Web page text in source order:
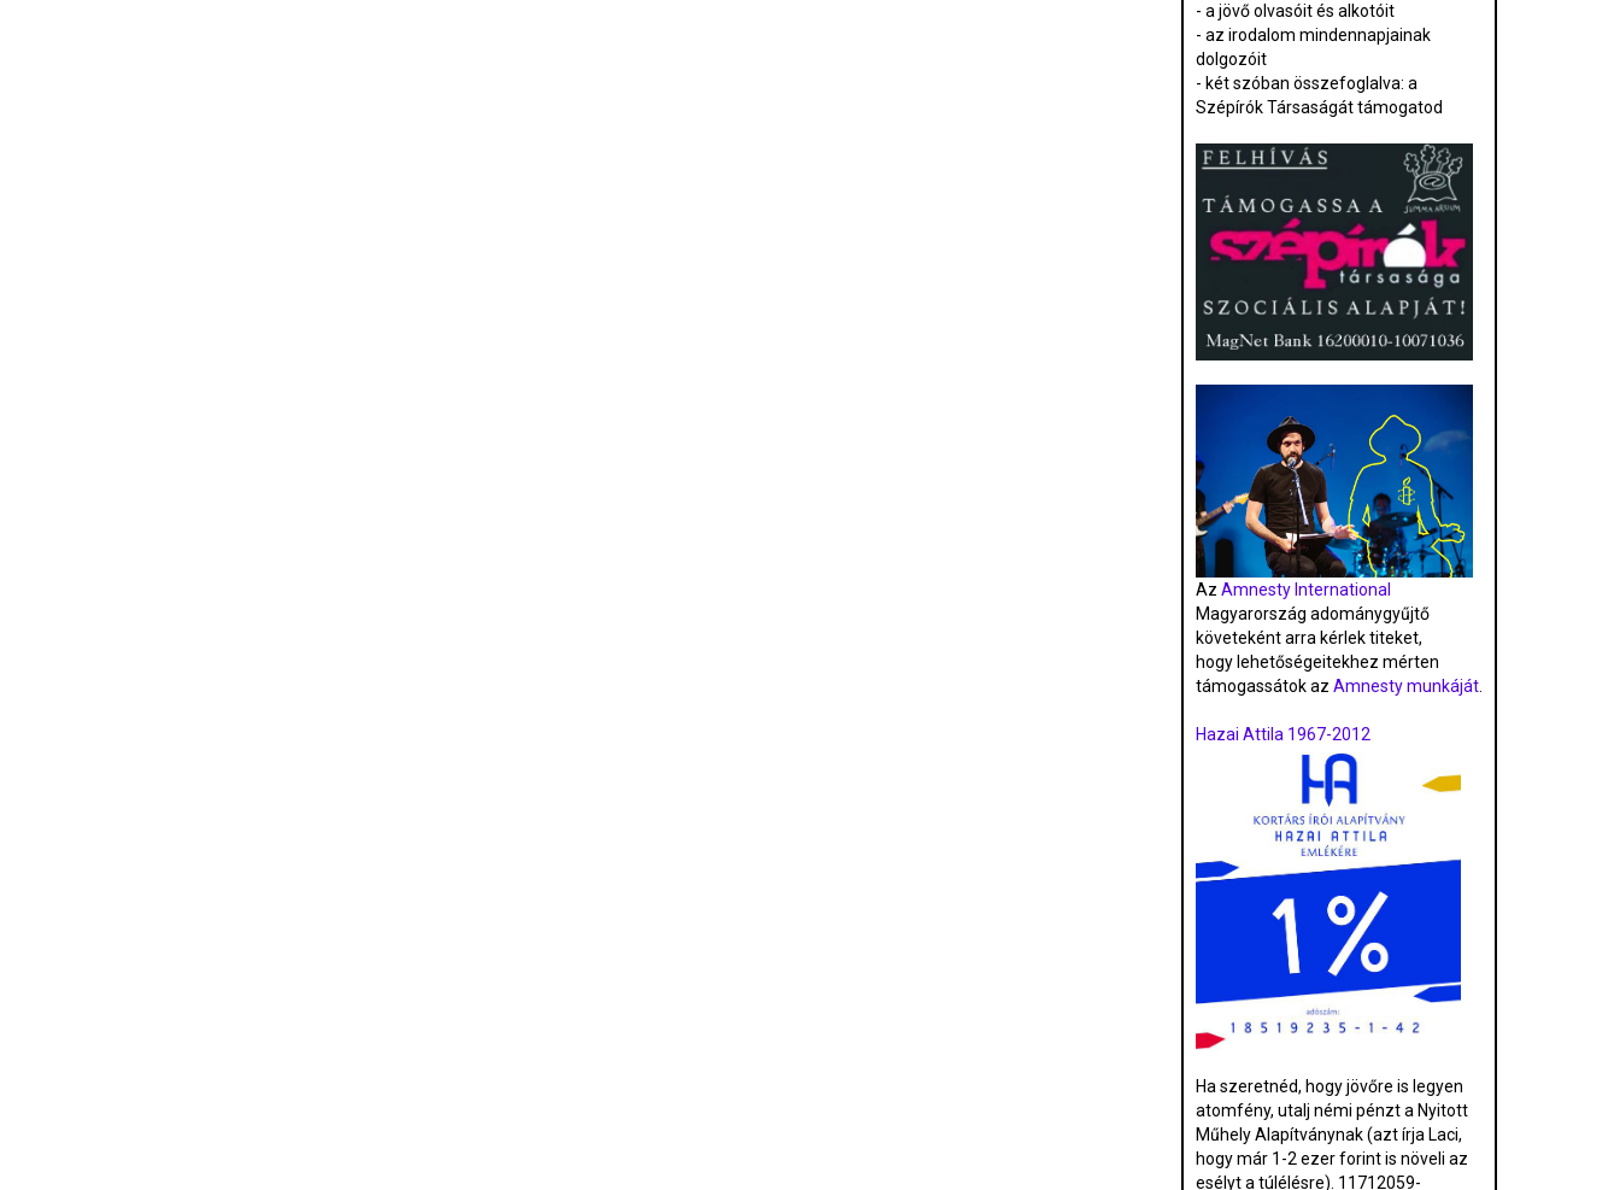
- a jövő olvasóit és alkotóit
- az irodalom mindennapjainak
dolgozóit
- két szóban összefoglalva: a
Szépírók Társaságát támogatod
Az Amnesty International
Magyarország adománygyűjtő
követeként arra kérlek titeket,
hogy lehetőségeitekhez mérten
támogassátok az Amnesty munkáját.
Hazai Attila 1967-2012
Ha szeretnéd, hogy jövőre is legyen
atomfény, utalj némi pénzt a Nyitott
Műhely Alapítványnak (azt írja Laci,
hogy már 1-2 ezer forint is növeli az
esélyt a túlélésre). 11712059-